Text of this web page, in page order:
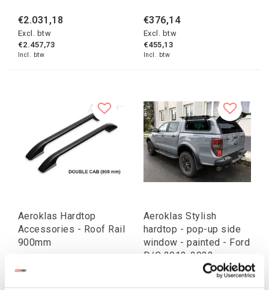
€2.031,18
Excl. btw
€2.457,73
Incl. btw
€376,14
Excl. btw
€455,13
Incl. btw
Aeroklas Hardtop
Accessories - Roof Rail
900mm
€145,23
Aeroklas Stylish
hardtop - pop-up side
window - painted - Ford
D/C 2012-2022